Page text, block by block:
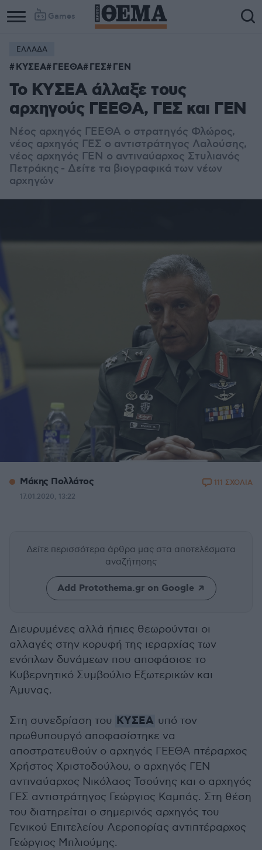
Games
ΕΛΛΑΔΑ
ΚΥΣΕΑ ΓΕΕΘΑ ΓΕΣ ΓΕΝ
Το ΚΥΣΕΑ άλλαξε τους
αρχηγούς ΓΕΕΘΑ, ΓΕΣ και ΓΕΝ
Νέος αρχηγός ΓΕΕΘΑ ο στρατηγός Φλώρος,
νέος αρχηγός ΓΕΣ ο αντιστράτηγος Λαλούσης,
νέος αρχηγός ΓΕΝ ο αντιναύαρχος Στυλιανός
Πετράκης - Δείτε τα βιογραφικά των νέων
αρχηγών
Μάκης Πολλάτος
17.01.2020, 13:22
111 ΣΧΟΛΙΑ
Δείτε περισσότερα άρθρα μας στα αποτελέσματα
αναζήτησης
Add Protothema.gr on Google
Διευρυμένες αλλά ήπιες θεωρούνται οι
αλλαγές στην κορυφή της ιεραρχίας των
ενόπλων δυνάμεων που αποφάσισε το
Κυβερνητικό Συμβούλιο Εξωτερικών και
Άμυνας.
Στη συνεδρίαση του ΚΥΣΕΑ υπό τον
πρωθυπουργό αποφασίστηκε να
αποστρατευθούν ο αρχηγός ΓΕΕΘΑ πτέραρχος
Χρήστος Χριστοδούλου, ο αρχηγός ΓΕΝ
αντιναύαρχος Νικόλαος Τσούνης και ο αρχηγός
ΓΕΣ αντιστράτηγος Γεώργιος Καμπάς. Στη θέση
του διατηρείται ο σημερινός αρχηγός του
Γενικού Επιτελείου Αεροπορίας αντιπτέραρχος
Γεώργιος Μπλιούμης.